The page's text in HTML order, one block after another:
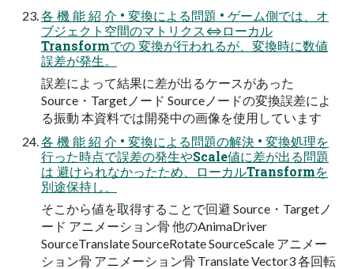
各 機 能 紹 介 • 変換による問題 • ゲーム側では、オ
ブジェクト空間のマトリクス⇔ローカル
Transformでの 変換が行われるが、変換時に数値
誤差が発生。
誤差によって結果に差が出るケースがあった
Source・Targetノード Sourceノードの変換誤差によ
る振動 本資料では開発中の画像を使用しています
各 機 能 紹 介 • 変換による問題の解決 • 変換処理を
行った時点で誤差の発生やScale値に差が出る問題
は 避けられなかったため、ローカルTransformを
別途保持し、
そこから値を取得することで回避 Source・Targetノ
ード アニメーション骨 他のAnimaDriver
SourceTranslate SourceRotate SourceScale アニメー
ション骨 アニメーション骨 Translate Vector3 各回転